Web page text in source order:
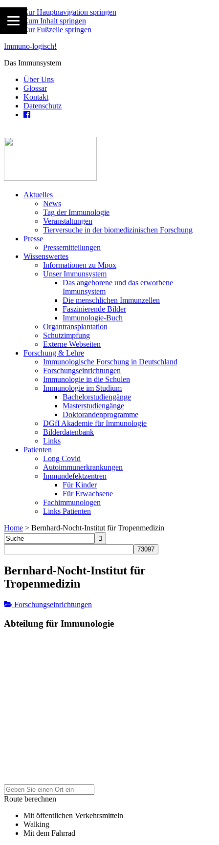
Zur Hauptnavigation springen
Zum Inhalt springen
Zur Fußzeile springen
Immuno-logisch!
Das Immunsystem
Über Uns
Glossar
Kontakt
Datenschutz
Aktuelles
News
Tag der Immunologie
Veranstaltungen
Tierversuche in der biomedizinischen Forschung
Presse
Pressemitteilungen
Wissenswertes
Informationen zu Mpox
Unser Immunsystem
Das angeborene und das erworbene
Immunsystem
Die menschlichen Immunzellen
Faszinierende Bilder
Immunologie-Buch
Organtransplantation
Schutzimpfung
Externe Webseiten
Forschung & Lehre
Immunologische Forschung in Deutschland
Forschungseinrichtungen
Immunologie in die Schulen
Immunologie im Studium
Bachelorstudiengänge
Masterstudiengänge
Doktorandenprogramme
DGfI Akademie für Immunologie
Bilderdatenbank
Links
Patienten
Long Covid
Autoimmunerkrankungen
Immundefektzentren
Für Kinder
Für Erwachsene
Fachimmunologen
Links Patienten
Home > Bernhard-Nocht-Institut für Tropenmedizin
Bernhard-Nocht-Institut für
Tropenmedizin
Forschungseinrichtungen
Abteilung für Immunologie
Route berechnen
Mit öffentlichen Verkehrsmitteln
Walking
Mit dem Fahrrad